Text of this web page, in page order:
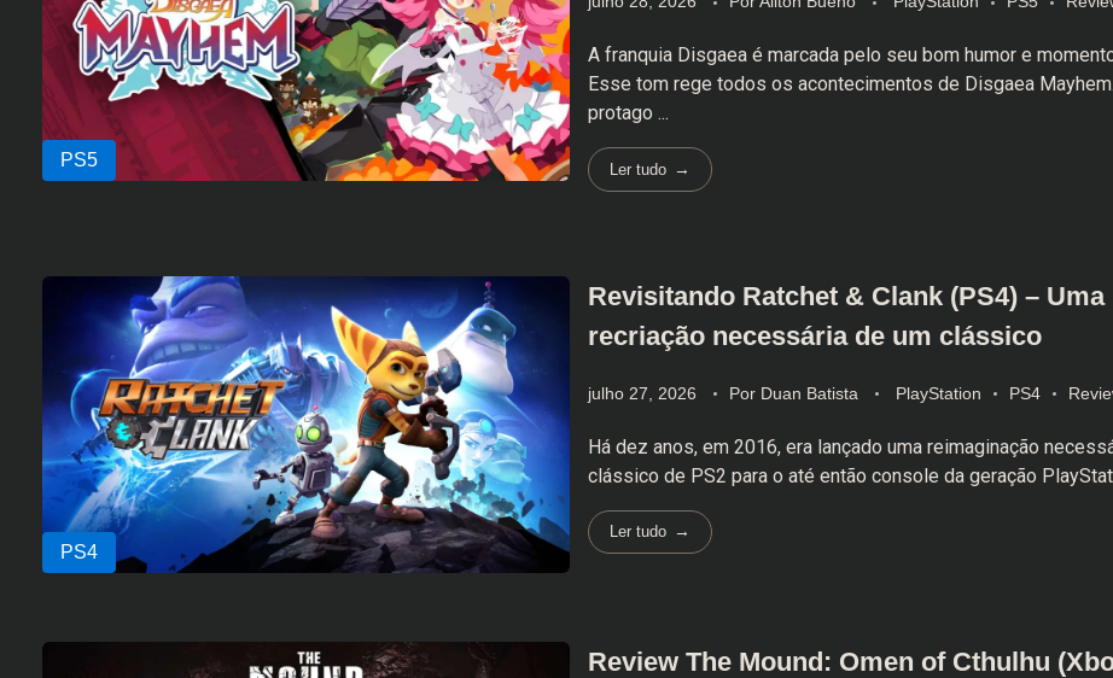
A franquia Disgaea é marcada pelo seu bom humor e
Esse tom rege todos os acontecimentos de Disgaea
protago ...
Ler tudo
Revisitando Ratchet & Clank (PS4) – Uma
recriação necessária de um clássico
julho 27, 2026 Por Duan Batista PlayStation PS4
Há dez anos, em 2016, era lançado uma reimaginação
clássico de PS2 para o até então console da geração
Ler tudo
Review The Mound: Omen of Cthulhu